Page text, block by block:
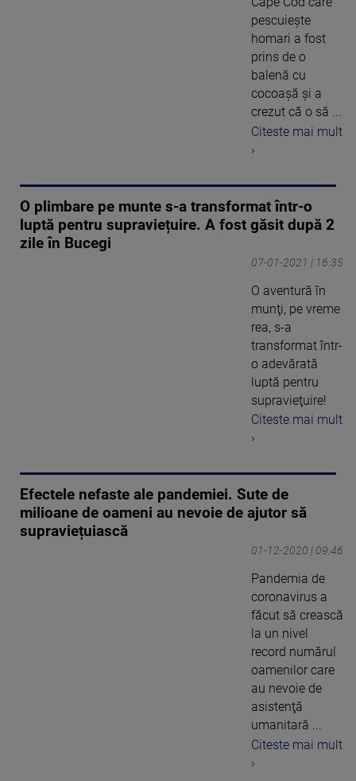
pescuiește
homari a fost
prins de o
balenă cu
cocoașă și a
crezut că o să ...
Citeste mai mult
›
O plimbare pe munte s-a transformat într-o
luptă pentru supraviețuire. A fost găsit după 2
zile în Bucegi
07-01-2021 | 16:35
O aventură în
munţi, pe vreme
rea, s-a
transformat într-
o adevărată
luptă pentru
supravieţuire!
Citeste mai mult
›
Efectele nefaste ale pandemiei. Sute de
milioane de oameni au nevoie de ajutor să
supraviețuiască
01-12-2020 | 09:46
Pandemia de
coronavirus a
făcut să crească
la un nivel
record numărul
oamenilor care
au nevoie de
asistenţă
umanitară ...
Citeste mai mult
›